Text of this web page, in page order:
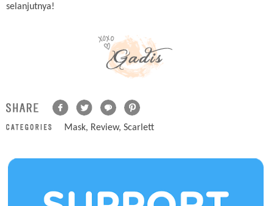
selanjutnya!
Mask, Review, Scarlett